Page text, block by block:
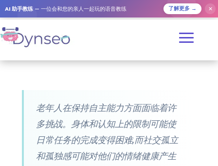
AI 助手教练 — 一位会和您的亲人一起玩的语音教练 了解更多 → ✕
老年人在保持自主能力方面面临着许
多挑战。身体和认知上的限制可能使
日常任务的完成变得困难,而社交孤立
和孤独感可能对他们的情绪健康产生